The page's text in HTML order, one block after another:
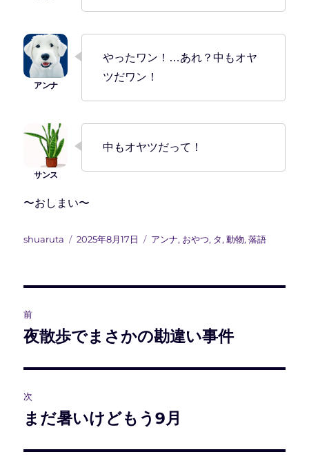
やったワン！…あれ？中もオヤ
ツだワン！
中もオヤツだって！
〜おしまい〜
投
shuaruta
投
2025年8月17日
カ
アンナ, おやつ, タ,動物,落語
稿
ビ
ゲ
ー
前
前
投
稿:
夜散歩でまさかの勘違い事件
次
次
投
まだ暑いけどもう9月